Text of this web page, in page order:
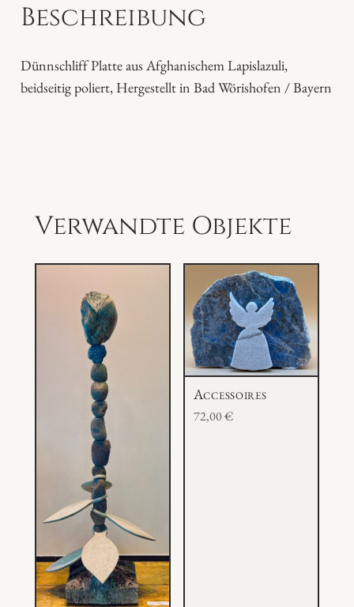
l
l
Beschreibung
Dünnschliff Platte aus Afghanischem Lapislazuli,
beidseitig poliert, Hergestellt in Bad Wörishofen / Bayern
Verwandte Objekte
Accessoires
72,00€